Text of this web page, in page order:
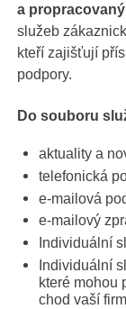
a
služeb
kteří zajišťují
podpory.
Do souboru
aktuality a
telefonická
e-mailová
e-mailový
Individuální
Individuální
které mohou
chod vaší